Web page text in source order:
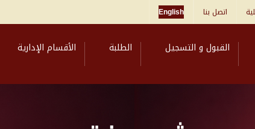
اتصل بنا English
القبول و التسجيل الطلبة الأقسام الإدارية